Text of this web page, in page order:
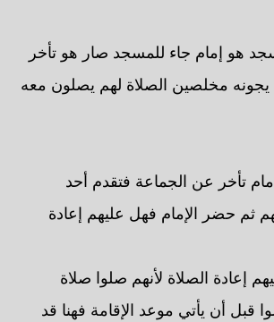
هو إمام جاء للمسجد صار هو تأخر
يجونه مخلصين الصلاة لهم يصلون معه
تأخر عن الجماعة فتقدم أحد
ثم حضر الإمام فهل عليهم إعادة
إعادة الصلاة لأنهم صلوا صلاة
قبل أن يأتي موعد الإقامة فهنا قد